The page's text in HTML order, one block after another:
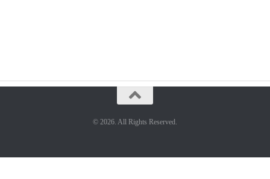
© 2026. All Rights Reserved.